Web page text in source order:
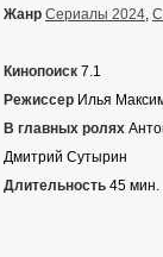
Жанр Сериалы 2024,
Кинопоиск 7.1
Режиссер Илья
В главных ролях
Дмитрий Сутырин
Длительность 45 мин.